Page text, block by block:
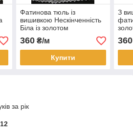
Фатинова тюль із
вишивкою Нескінченність
Біла із золотом
360₴/м
Купити
З
360
за рік